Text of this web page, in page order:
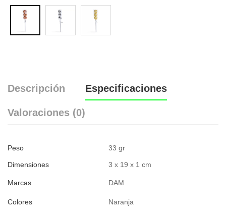
Descripción Especificaciones
Valoraciones (0)
Peso 33 gr
Dimensiones 3 x 19 x 1 cm
Marcas DAM
Colores Naranja